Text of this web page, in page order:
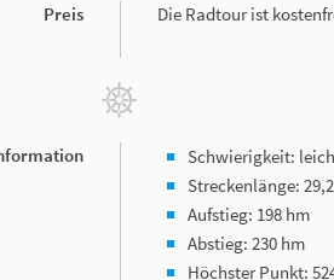
Preis Die Radtour ist
Schwierigkeit:
Streckenlänge:
Aufstieg: 198 hm
Abstieg: 230 hm
Höchster Punkt: